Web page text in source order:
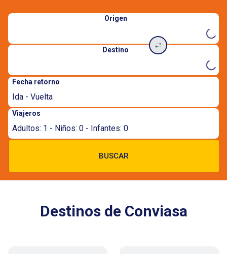
Origen
Destino
Fecha retorno
Ida - Vuelta
Viajeros
Adultos: 1 - Niños: 0 - Infantes: 0
BUSCAR
Destinos de Conviasa